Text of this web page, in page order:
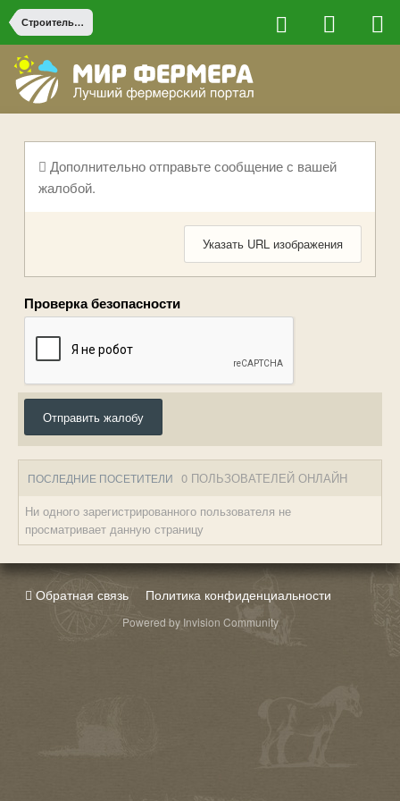
Строительство на ферме
Дополнительно отправьте сообщение с вашей
жалобой.
Указать URL изображения
Проверка безопасности
Отправить жалобу
ПОСЛЕДНИЕ ПОСЕТИТЕЛИ 0 ПОЛЬЗОВАТЕЛЕЙ ОНЛАЙН
Ни одного зарегистрированного пользователя не
просматривает данную страницу
Обратная связь Политика конфиденциальности
Powered by Invision Community